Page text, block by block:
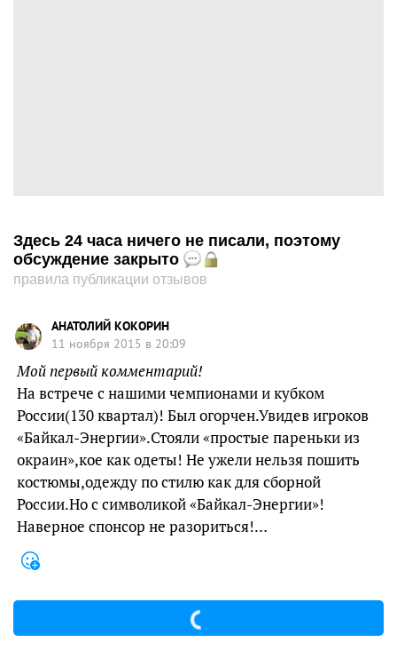
Здесь 24 часа ничего не писали, поэтому
обсуждение закрыто
правила публикации отзывов
АНАТОЛИЙ КОКОРИН
11 ноября 2015 в 20:09
Мой первый комментарий!
На встрече с нашими чемпионами и кубком
России(130 квартал)! Был огорчен.Увидев игроков
«Байкал-Энергии».Стояли «простые пареньки из
окраин»,кое как одеты! Не ужели нельзя пошить
костюмы,одежду по стилю как для сборной
России.Но с символикой «Байкал-Энергии»!
Наверное спонсор не разориться!…